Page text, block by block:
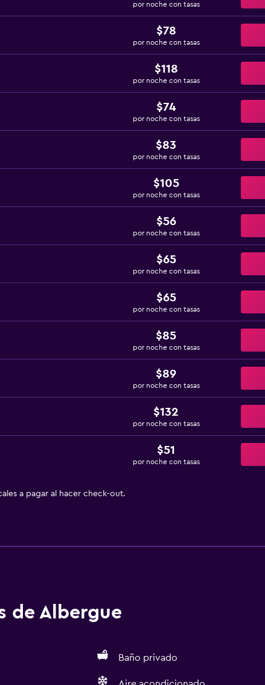
por noche con tasas
$78
por noche con tasas
$118
por noche con tasas
$74
por noche con tasas
$83
por noche con tasas
$105
por noche con tasas
$56
por noche con tasas
$65
por noche con tasas
$65
por noche con tasas
$85
por noche con tasas
$89
por noche con tasas
$132
por noche con tasas
$51
por noche con tasas
a pagar al hacer check-out.
de Albergue
Baño privado